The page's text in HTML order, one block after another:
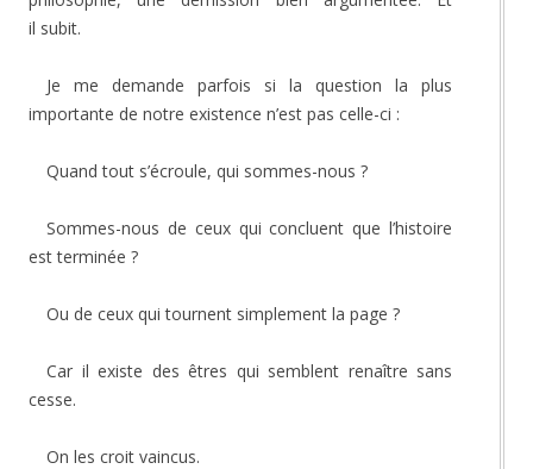
il subit.
Je me demande parfois si la question la plus
importante de notre existence n’est pas celle-ci :
Quand tout s’écroule, qui sommes-nous ?
Sommes-nous de ceux qui concluent que l’histoire
est terminée ?
Ou de ceux qui tournent simplement la page ?
Car il existe des êtres qui semblent renaître sans
cesse.
On les croit vaincus.